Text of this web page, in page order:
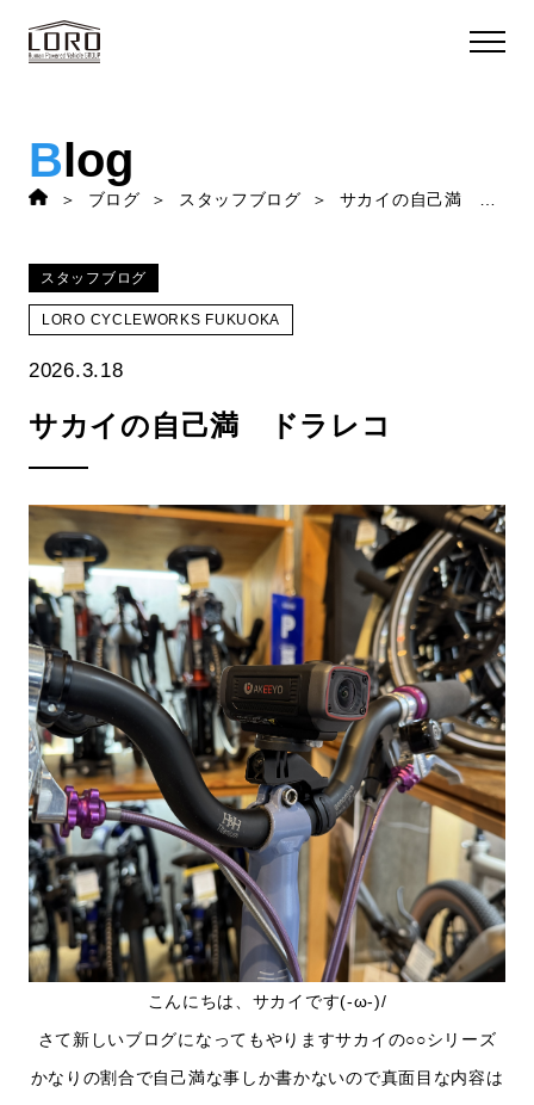
Blog
ブログ スタッフブログ サカイの自己満 ドラレコ
スタッフブログ
LORO CYCLEWORKS FUKUOKA
2026.3.18
サカイの自己満 ドラレコ
こんにちは、サカイです(-ω-)/
さて新しいブログになってもやりますサカイの○○シリーズ
かなりの割合で自己満な事しか書かないので真面目な内容は